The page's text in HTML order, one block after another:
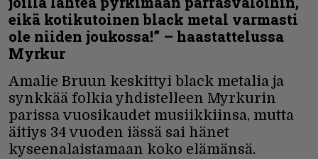
eikä kotikutoinen black metal varmasti
ole niiden joukossa!” – haastattelussa
Myrkur
Amalie Bruun keskittyi black metalia ja
synkkää folkia yhdistelleen Myrkurin
parissa vuosikaudet musiikkiinsa, mutta
äitiys 34 vuoden iässä sai hänet
kyseenalaistamaan koko elämänsä.